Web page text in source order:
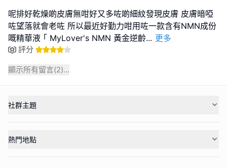
呢排好乾燥啲皮膚無咁好又多咗啲細紋發現皮膚 皮膚暗啞
咗望落就會老咗 所以最近好勤力咁用咗一款含有NMN成份
嘅精華液 ｢ MyLover's NMN 黃金逆齡... 更多
評分
顯示所有留言(2)...
社群主題
熱門地點